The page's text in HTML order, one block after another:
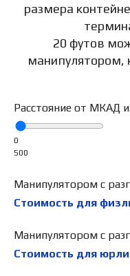
размера
20 футов
манипулятором,
Расстояние от МКАД
0
500
Манипулятором с
Стоимость для
Манипулятором с
Стоимость для